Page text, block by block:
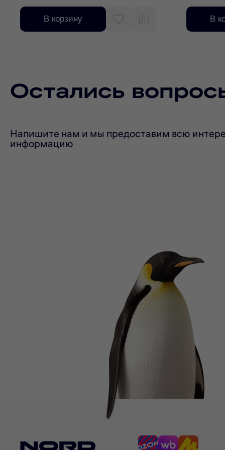
В корзину В
Остались
Напишите нам и мы предоставим всю
информацию